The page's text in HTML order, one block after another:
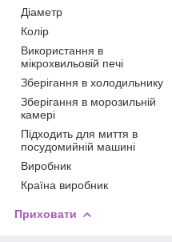
Діаметр
Колір
Використання в
мікрохвильовій печі
Зберігання в холодильнику
Зберігання в морозильній
камері
Підходить для миття в
посудомийній машині
Виробник
Країна виробник
Приховати